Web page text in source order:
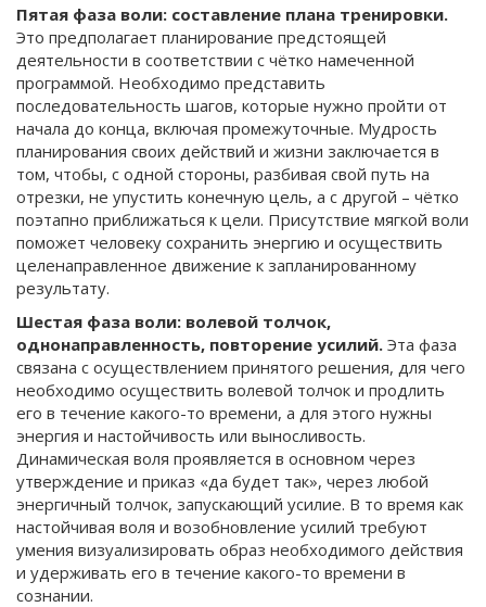
Пятая фаза воли: составление плана тренировки.
Это предполагает планирование предстоящей
деятельности в соответствии с чётко намеченной
программой. Необходимо представить
последовательность шагов, которые нужно пройти от
начала до конца, включая промежуточные. Мудрость
планирования своих действий и жизни заключается в
том, чтобы, с одной стороны, разбивая свой путь на
отрезки, не упустить конечную цель, а с другой – чётко
поэтапно приближаться к цели. Присутствие мягкой воли
поможет человеку сохранить энергию и осуществить
целенаправленное движение к запланированному
результату.
Шестая фаза воли: волевой толчок,
однонаправленность, повторение усилий. Эта фаза
связана с осуществлением принятого решения, для чего
необходимо осуществить волевой толчок и продлить
его в течение какого-то времени, а для этого нужны
энергия и настойчивость или выносливость.
Динамическая воля проявляется в основном через
утверждение и приказ «да будет так», через любой
энергичный толчок, запускающий усилие. В то время как
настойчивая воля и возобновление усилий требуют
умения визуализировать образ необходимого действия
и удерживать его в течение какого-то времени в
сознании.